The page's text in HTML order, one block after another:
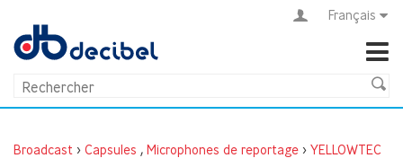
Français
Broadcast > Capsules , Microphones de reportage > YELLOWTEC